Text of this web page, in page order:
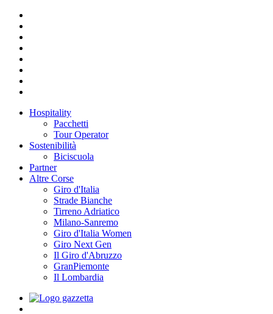
Hospitality
Pacchetti
Tour Operator
Sostenibilità
Biciscuola
Partner
Altre Corse
Giro d'Italia
Strade Bianche
Tirreno Adriatico
Milano-Sanremo
Giro d'Italia Women
Giro Next Gen
Il Giro d'Abruzzo
GranPiemonte
Il Lombardia